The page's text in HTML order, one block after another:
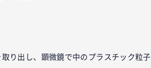
り出し、顕微鏡で中のプラスチック粒子